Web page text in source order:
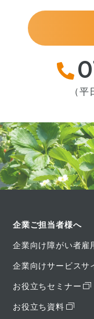
（
企業ご担当者様へ
企業向け障がい者雇
企業向けサービスサ
お役立ちセミナー
お役立ち資料